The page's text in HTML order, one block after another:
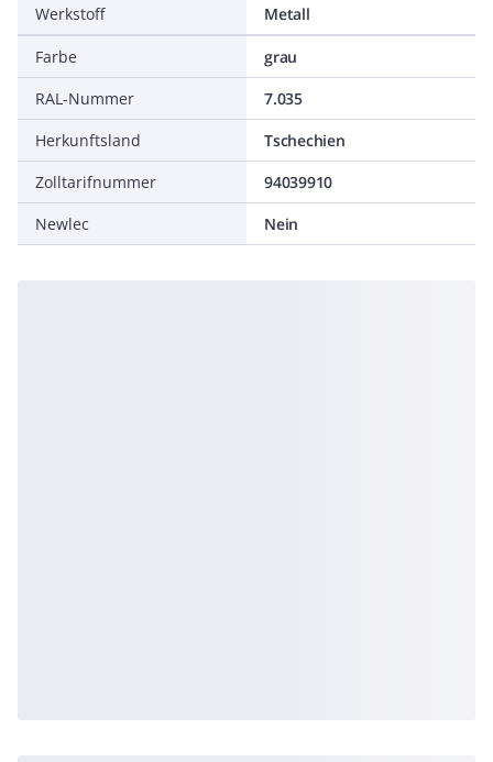
Werkstoff
Metall
Farbe
grau
RAL-Nummer
7.035
Herkunftsland
Tschechien
Zolltarifnummer
94039910
Newlec
Nein